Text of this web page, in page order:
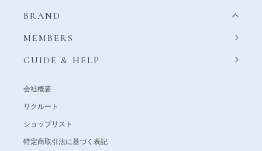
BRAND
MEMBERS
GUIDE & HELP
会社概要
リクルート
ショップリスト
特定商取引法に基づく表記